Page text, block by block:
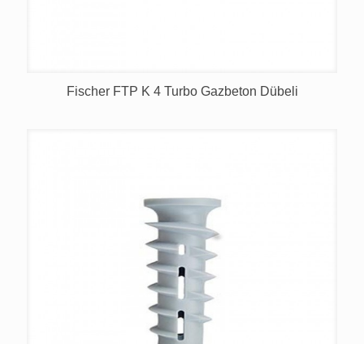
Fischer FTP K 4 Turbo Gazbeton Dübeli